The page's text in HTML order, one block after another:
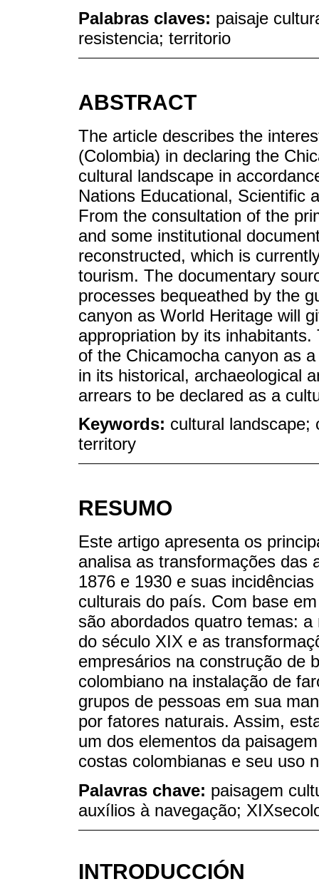
Palabras claves: paisaje
resistencia; territorio
ABSTRACT
The article describes the
(Colombia) in declaring the
cultural landscape in
Nations Educational, Scientific
From the consultation of the
and some institutional
reconstructed, which is
tourism. The documentary
processes bequeathed by the
canyon as World Heritage will
appropriation by its
of the Chicamocha canyon as
in its historical, archaeological
arrears to be declared as a
Keywords: cultural landscape;
territory
RESUMO
Este artigo apresenta os
analisa as transformações das
1876 e 1930 e suas
culturais do país. Com base
são abordados quatro temas:
do século XIX e as
empresários na construção de
colombiano na instalação de
grupos de pessoas em sua
por fatores naturais. Assim,
um dos elementos da
costas colombianas e seu uso
Palavras chave: paisagem
auxílios à navegação;
INTRODUCCIÓN